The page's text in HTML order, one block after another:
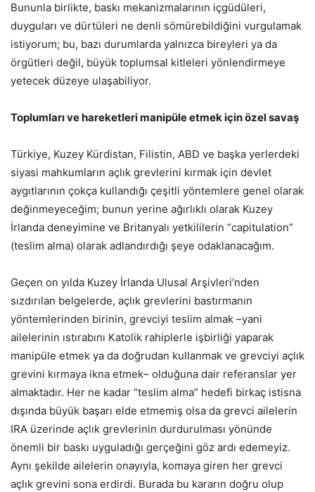
Bununla birlikte, baskı mekanizmalarının içgüdüleri,
duyguları ve dürtüleri ne denli sömürebildiğini vurgulamak
istiyorum; bu, bazı durumlarda yalnızca bireyleri ya da
örgütleri değil, büyük toplumsal kitleleri yönlendirmeye
yetecek düzeye ulaşabiliyor.
Toplumları ve hareketleri manipüle etmek için özel savaş
Türkiye, Kuzey Kürdistan, Filistin, ABD ve başka yerlerdeki
siyasi mahkumların açlık grevlerini kırmak için devlet
aygıtlarının çokça kullandığı çeşitli yöntemlere genel olarak
değinmeyeceğim; bunun yerine ağırlıklı olarak Kuzey
İrlanda deneyimine ve Britanyalı yetkililerin “capitulation”
(teslim alma) olarak adlandırdığı şeye odaklanacağım.
Geçen on yılda Kuzey İrlanda Ulusal Arşivleri’nden
sızdırılan belgelerde, açlık grevlerini bastırmanın
yöntemlerinden birinin, grevciyi teslim almak –yani
ailelerinin ıstırabını Katolik rahiplerle işbirliği yaparak
manipüle etmek ya da doğrudan kullanmak ve grevciyi açlık
grevini kırmaya ikna etmek– olduğuna dair referanslar yer
almaktadır. Her ne kadar “teslim alma” hedefi birkaç istisna
dışında büyük başarı elde etmemiş olsa da grevci ailelerin
IRA üzerinde açlık grevlerinin durdurulması yönünde
önemli bir baskı uyguladığı gerçeğini göz ardı edemeyiz.
Aynı şekilde ailelerin onayıyla, komaya giren her grevci
açlık grevini sona erdirdi. Burada bu kararın doğru olup